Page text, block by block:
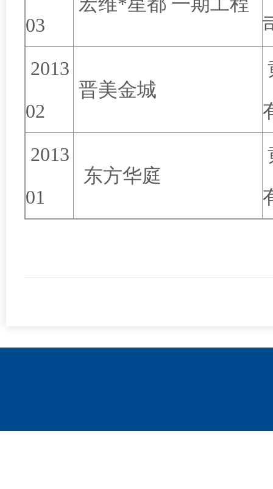
03
2013
02
晋美金城
2013
01
东方华庭